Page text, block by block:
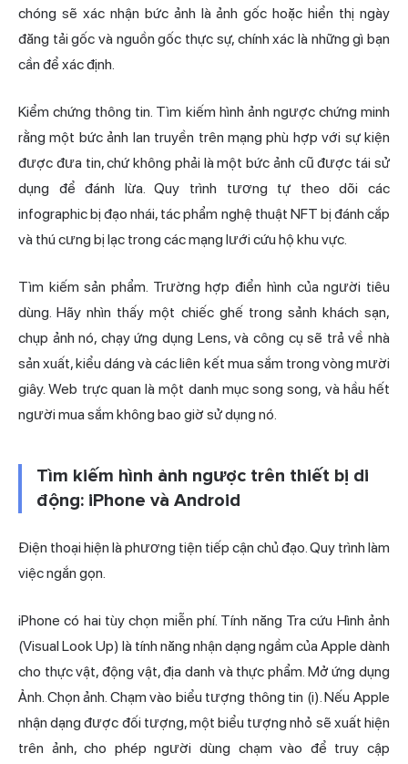
chóng sẽ xác nhận bức ảnh là ảnh gốc hoặc hiển thị ngày
đăng tải gốc và nguồn gốc thực sự, chính xác là những gì bạn
cần để xác định.
Kiểm chứng thông tin. Tìm kiếm hình ảnh ngược chứng minh
rằng một bức ảnh lan truyền trên mạng phù hợp với sự kiện
được đưa tin, chứ không phải là một bức ảnh cũ được tái sử
dụng để đánh lừa. Quy trình tương tự theo dõi các
infographic bị đạo nhái, tác phẩm nghệ thuật NFT bị đánh cắp
và thú cưng bị lạc trong các mạng lưới cứu hộ khu vực.
Tìm kiếm sản phẩm. Trường hợp điển hình của người tiêu
dùng. Hãy nhìn thấy một chiếc ghế trong sảnh khách sạn,
chụp ảnh nó, chạy ứng dụng Lens, và công cụ sẽ trả về nhà
sản xuất, kiểu dáng và các liên kết mua sắm trong vòng mười
giây. Web trực quan là một danh mục song song, và hầu hết
người mua sắm không bao giờ sử dụng nó.
Tìm kiếm hình ảnh ngược trên thiết bị di
động: iPhone và Android
Điện thoại hiện là phương tiện tiếp cận chủ đạo. Quy trình làm
việc ngắn gọn.
iPhone có hai tùy chọn miễn phí. Tính năng Tra cứu Hình ảnh
(Visual Look Up) là tính năng nhận dạng ngầm của Apple dành
cho thực vật, động vật, địa danh và thực phẩm. Mở ứng dụng
Ảnh. Chọn ảnh. Chạm vào biểu tượng thông tin (i). Nếu Apple
nhận dạng được đối tượng, một biểu tượng nhỏ sẽ xuất hiện
trên ảnh, cho phép người dùng chạm vào để truy cập